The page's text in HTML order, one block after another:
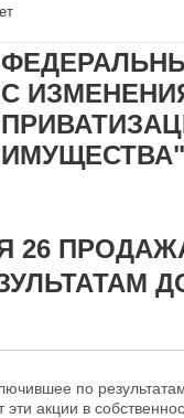
С
ИМУЩЕСТВА"
26
по
эти акции в